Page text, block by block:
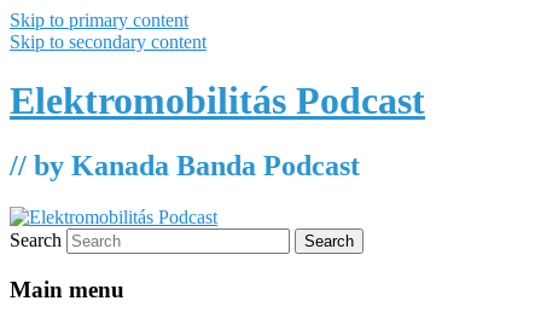
Skip to primary content
Skip to secondary content
Elektromobilitás Podcast
// by Kanada Banda Podcast
Search
Main menu